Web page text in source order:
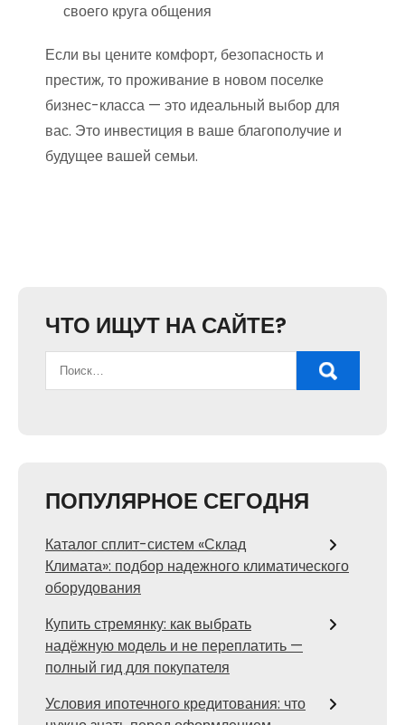
своего круга общения
Если вы цените комфорт, безопасность и
престиж, то проживание в новом поселке
бизнес-класса — это идеальный выбор для
вас. Это инвестиция в ваше благополучие и
будущее вашей семьи.
ЧТО ИЩУТ НА САЙТЕ?
ПОПУЛЯРНОЕ СЕГОДНЯ
Каталог сплит-систем «Склад
Климата»: подбор надежного климатического
оборудования
Купить стремянку: как выбрать
надёжную модель и не переплатить —
полный гид для покупателя
Условия ипотечного кредитования: что